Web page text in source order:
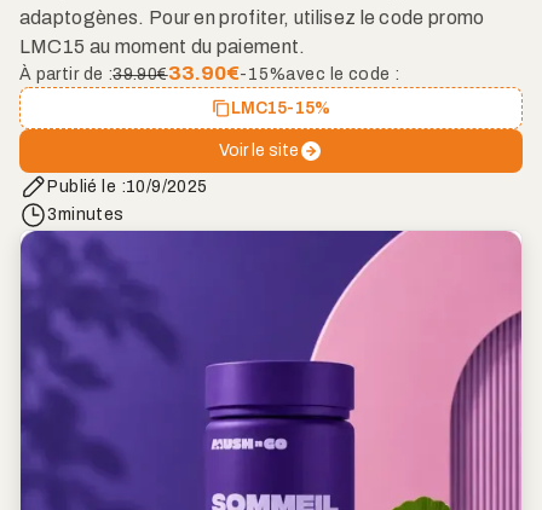
adaptogènes. Pour en profiter, utilisez le code promo
LMC15 au moment du paiement.
À partir de :39.90€33.90€-15%avec le code :
LMC15-15%
Voir le site
Publié le :10/9/2025
3minutes